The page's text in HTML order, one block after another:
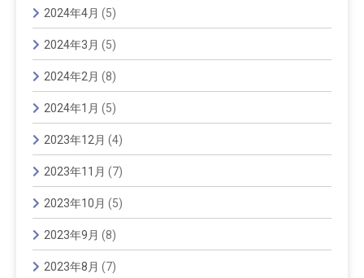
2024年4月 (5)
2024年3月 (5)
2024年2月 (8)
2024年1月 (5)
2023年12月 (4)
2023年11月 (7)
2023年10月 (5)
2023年9月 (8)
2023年8月 (7)